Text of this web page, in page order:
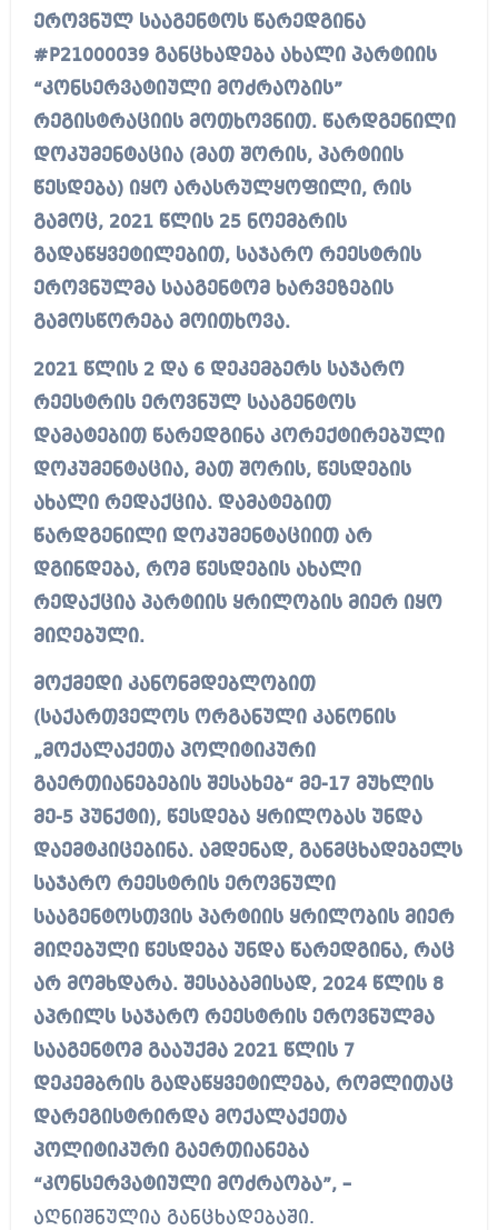
ეროვნულ სააგენტოს წარედგინა
#P21000039 განცხადება ახალი პარტიის
“კონსერვატიული მოძრაობის”
რეგისტრაციის მოთხოვნით. წარდგენილი
დოკუმენტაცია (მათ შორის, პარტიის
წესდება) იყო არასრულყოფილი, რის
გამოც, 2021 წლის 25 ნოემბრის
გადაწყვეტილებით, საჯარო რეესტრის
ეროვნულმა სააგენტომ ხარვეზების
გამოსწორება მოითხოვა.
2021 წლის 2 და 6 დეკემბერს საჯარო
რეესტრის ეროვნულ სააგენტოს
დამატებით წარედგინა კორექტირებული
დოკუმენტაცია, მათ შორის, წესდების
ახალი რედაქცია. დამატებით
წარდგენილი დოკუმენტაციით არ
დგინდება, რომ წესდების ახალი
რედაქცია პარტიის ყრილობის მიერ იყო
მიღებული.
მოქმედი კანონმდებლობით
(საქართველოს ორგანული კანონის
„მოქალაქეთა პოლიტიკური
გაერთიანებების შესახებ“ მე-17 მუხლის
მე-5 პუნქტი), წესდება ყრილობას უნდა
დაემტკიცებინა. ამდენად, განმცხადებელს
საჯარო რეესტრის ეროვნული
სააგენტოსთვის პარტიის ყრილობის მიერ
მიღებული წესდება უნდა წარედგინა, რაც
არ მომხდარა. შესაბამისად, 2024 წლის 8
აპრილს საჯარო რეესტრის ეროვნულმა
სააგენტომ გააუქმა 2021 წლის 7
დეკემბრის გადაწყვეტილება, რომლითაც
დარეგისტრირდა მოქალაქეთა
პოლიტიკური გაერთიანება
“კონსერვატიული მოძრაობა”, –
აღნიშნულია განცხადებაში.